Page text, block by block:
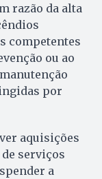
razão da alta
competentes
ou ao
por
aquisições
serviços
a